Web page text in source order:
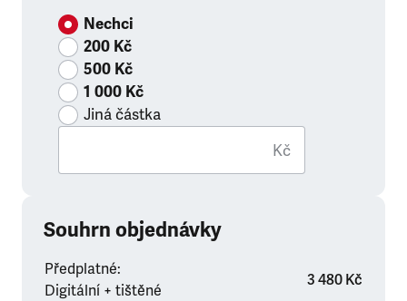
Nechci
200 Kč
500 Kč
1 000 Kč
Jiná částka
Kč
Souhrn objednávky
Předplatné:
Digitální + tištěné
3 480 Kč